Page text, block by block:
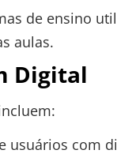
de ensino
aulas.
Digital
usuários com